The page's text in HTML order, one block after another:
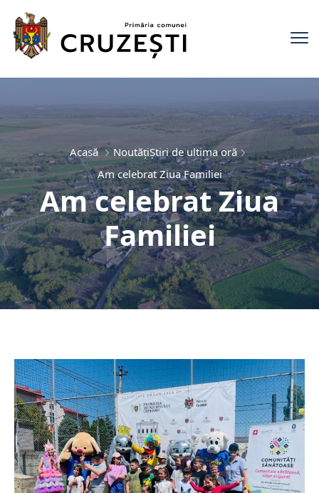
Acasă NoutățiȘtiri de ultima oră
Am celebrat Ziua Familiei
Am celebrat Ziua
Familiei